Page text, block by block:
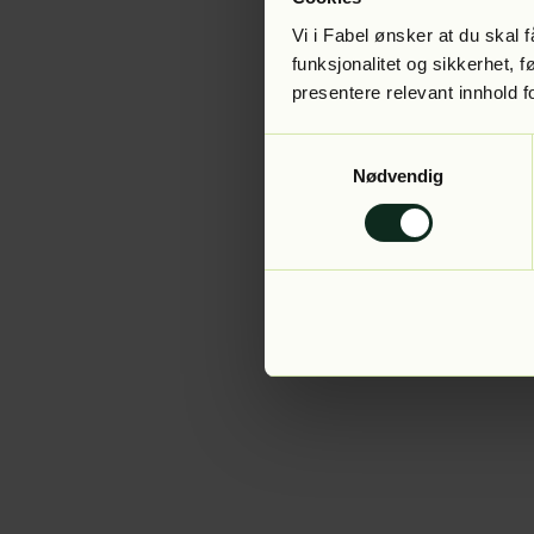
Vi i Fabel ønsker at du skal
funksjonalitet og sikkerhet,
presentere relevant innhold
Nødvendig
Application